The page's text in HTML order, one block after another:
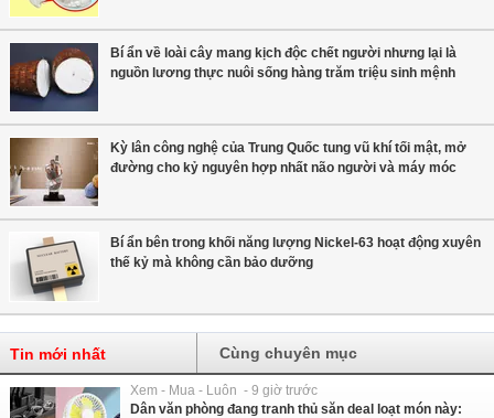
Bí ẩn về loài cây mang kịch độc chết người nhưng lại là
nguồn lương thực nuôi sống hàng trăm triệu sinh mệnh
Kỳ lân công nghệ của Trung Quốc tung vũ khí tối mật, mở
đường cho kỷ nguyên hợp nhất não người và máy móc
Bí ẩn bên trong khối năng lượng Nickel-63 hoạt động xuyên
thế kỷ mà không cần bảo dưỡng
Tin mới nhất Cùng chuyên mục
Xem - Mua - Luôn - 9 giờ trước
Dân văn phòng đang tranh thủ săn deal loạt món này: